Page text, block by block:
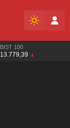
BIST 100
13.779,39